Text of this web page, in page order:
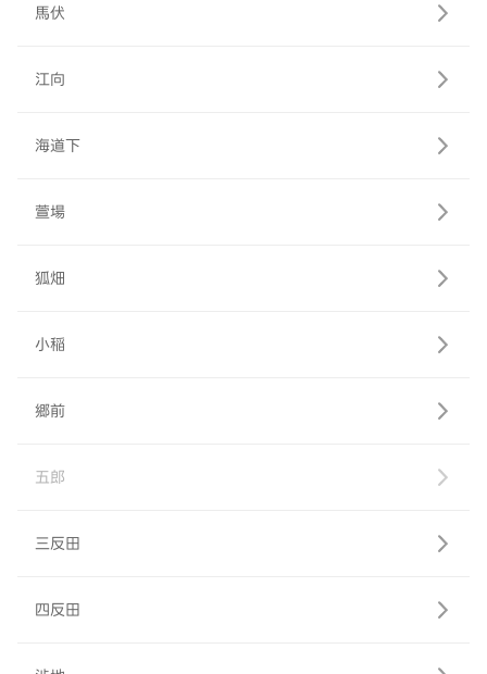
馬伏
江向
海道下
萱場
狐畑
小稲
郷前
五郎
三反田
四反田